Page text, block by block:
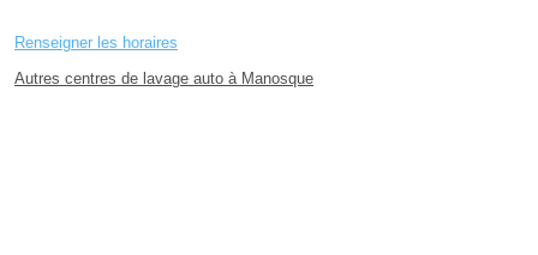
Renseigner les horaires
Autres centres de lavage auto à Manosque